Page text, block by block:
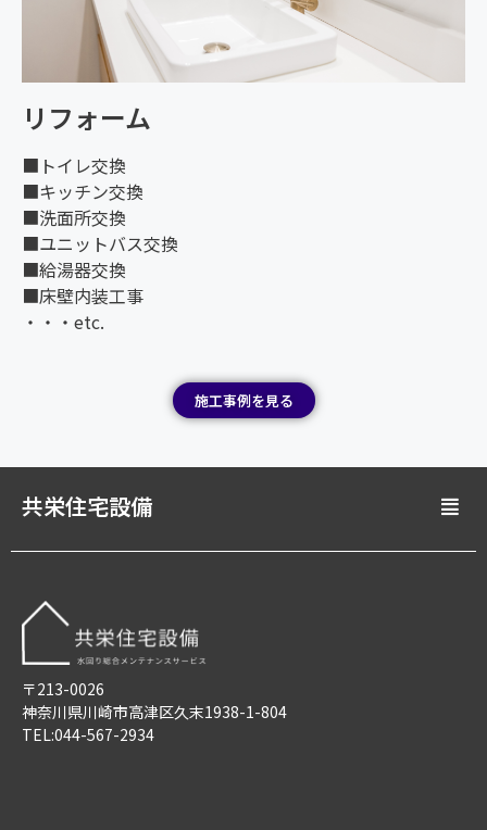
リフォーム
■トイレ交換
■キッチン交換
■洗面所交換
■ユニットバス交換
■給湯器交換
■床壁内装工事
・・・etc.
施工事例を見る
共栄住宅設備
〒213-0026
神奈川県川崎市高津区久末1938-1-804
TEL:044-567-2934